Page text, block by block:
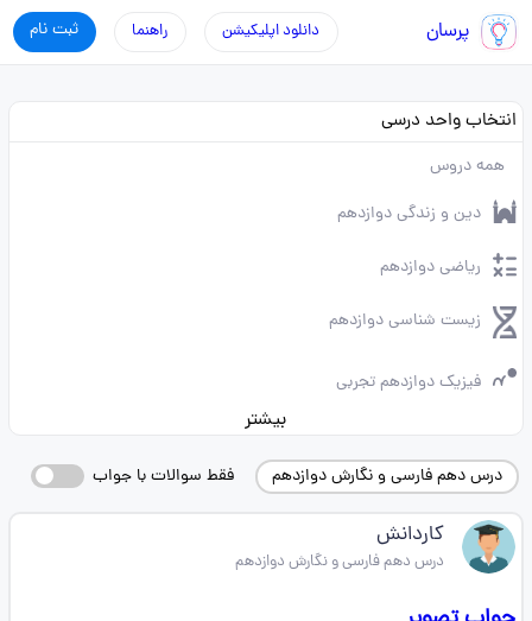
پرسان ثبت نام راهنما دانلود اپلیکیشن
انتخاب واحد درسی
همه دروس
دین و زندگی دوازدهم
ریاضی دوازدهم
زیست شناسی دوازدهم
فیزیک دوازدهم تجربی
بیشتر
درس دهم فارسی و نگارش دوازدهم فقط سوالات با جواب
کاردانش
درس دهم فارسی و نگارش دوازدهم